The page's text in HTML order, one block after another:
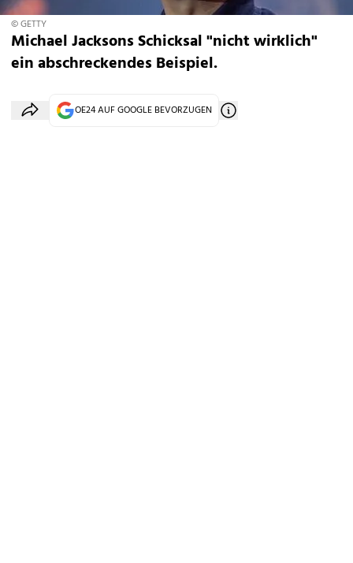
© GETTY
Michael Jacksons Schicksal "nicht wirklich"
ein abschreckendes Beispiel.
OE24 AUF GOOGLE BEVORZUGEN